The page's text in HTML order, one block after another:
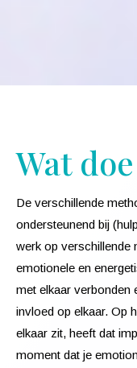
Wat
De verschillende
ondersteunend bij
werk op verschillende
emotionele en
met elkaar verbonden
invloed op elkaar. Op
elkaar zit, heeft dat
moment dat je